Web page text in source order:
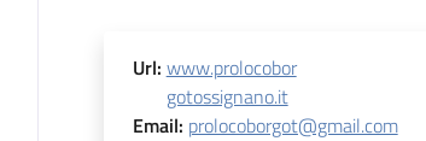
Url: www.prolocobor
gotossignano.it
Email: prolocoborgot@gmail.com